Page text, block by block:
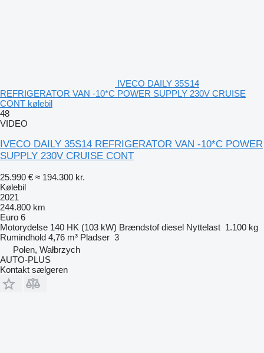
IVECO DAILY 35S14
REFRIGERATOR VAN -10*C POWER SUPPLY 230V CRUISE
CONT kølebil
48
VIDEO
IVECO DAILY 35S14 REFRIGERATOR VAN -10*C POWER
SUPPLY 230V CRUISE CONT
25.990 € ≈ 194.300 kr.
Kølebil
2021
244.800 km
Euro 6
Motorydelse 140 HK (103 kW) Brændstof diesel Nyttelast 1.100 kg
Rumindhold 4,76 m³ Pladser 3
Polen, Wałbrzych
AUTO-PLUS
Kontakt sælgeren